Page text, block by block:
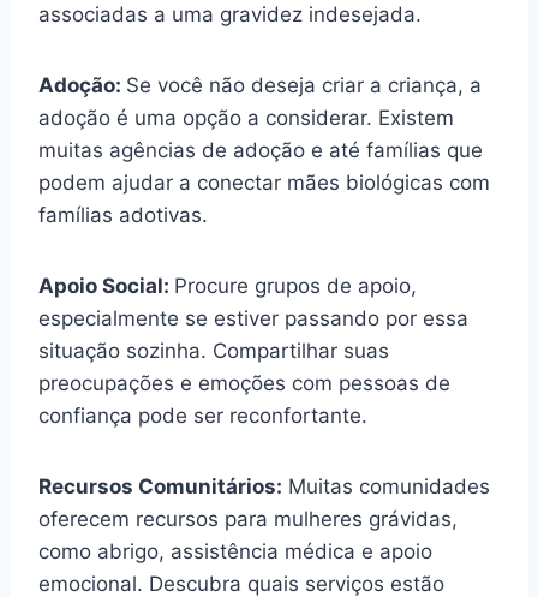
associadas a uma gravidez indesejada.
Adoção: Se você não deseja criar a criança, a
adoção é uma opção a considerar. Existem
muitas agências de adoção e até famílias que
podem ajudar a conectar mães biológicas com
famílias adotivas.
Apoio Social: Procure grupos de apoio,
especialmente se estiver passando por essa
situação sozinha. Compartilhar suas
preocupações e emoções com pessoas de
confiança pode ser reconfortante.
Recursos Comunitários: Muitas comunidades
oferecem recursos para mulheres grávidas,
como abrigo, assistência médica e apoio
emocional. Descubra quais serviços estão